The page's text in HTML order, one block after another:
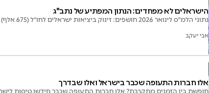
הישראלים לא מפחדים: הנתון המפתיע של נתב"ג
נתוני הלמ"ס לינואר 2026 חושפים: זינוק ביציאות ישראלים לחו"ל (675 אלף) ועלייה בכניסת תיירים (124 אלף)
אבי יעקב
אלו חברות התעופה שכבר בישראל ואלו שבדרך
חופשת בין הזמנים מתקרבת? אלו חברות התעופה שכבר חידשו טיסות